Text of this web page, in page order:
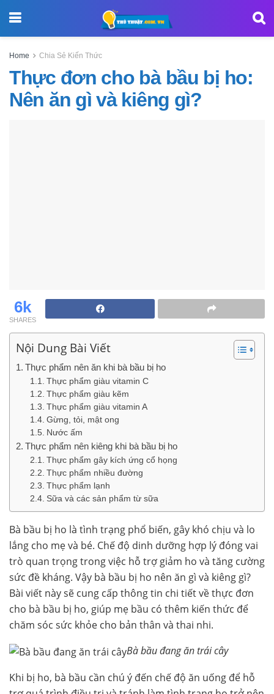
Home Chia Sẻ Kiến Thức
Thực đơn cho bà bầu bị ho:
Nên ăn gì và kiêng gì?
6k
SHARES
Nội Dung Bài Viết
Thực phẩm nên ăn khi bà bầu bị ho
Thực phẩm giàu vitamin C
Thực phẩm giàu kẽm
Thực phẩm giàu vitamin A
Gừng, tỏi, mật ong
Nước ấm
Thực phẩm nên kiêng khi bà bầu bị ho
Thực phẩm gây kích ứng cổ họng
Thực phẩm nhiều đường
Thực phẩm lạnh
Sữa và các sản phẩm từ sữa
Bà bầu bị ho là tình trạng phổ biến, gây khó chịu và lo
lắng cho mẹ và bé. Chế độ dinh dưỡng hợp lý đóng vai
trò quan trọng trong việc hỗ trợ giảm ho và tăng cường
sức đề kháng. Vậy bà bầu bị ho nên ăn gì và kiêng gì?
Bài viết này sẽ cung cấp thông tin chi tiết về thực đơn
cho bà bầu bị ho, giúp mẹ bầu có thêm kiến thức để
chăm sóc sức khỏe cho bản thân và thai nhi.
Bà bầu đang ăn trái cây
Khi bị ho, bà bầu cần chú ý đến chế độ ăn uống để hỗ